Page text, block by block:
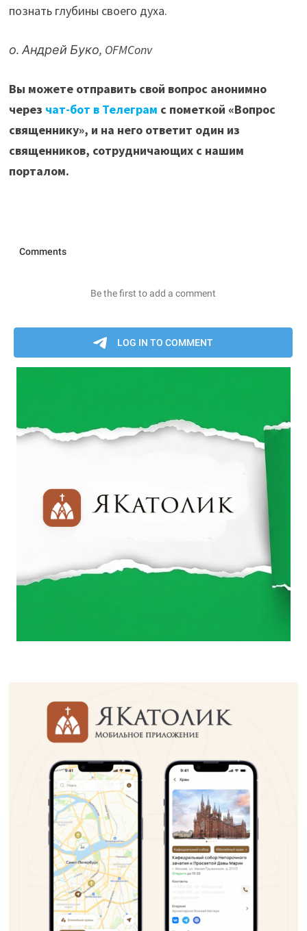
познать глубины своего духа.
о. Андрей Буко, OFMConv
Вы можете отправить свой вопрос анонимно
через чат-бот в Телеграм с пометкой «Вопрос
священнику», и на него ответит один из
священников, сотрудничающих с нашим
порталом.